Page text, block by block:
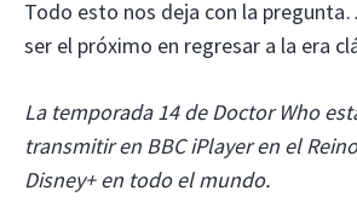
Todo esto nos deja con la
ser el próximo en regresar a la era
La temporada 14 de Doctor Who
transmitir en BBC iPlayer en el
Disney+ en todo el mundo.